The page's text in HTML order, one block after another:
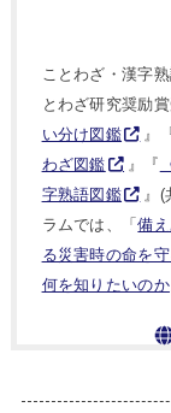
ことわざ・漢字
とわざ研究奨励
い分け図鑑
』
わざ図鑑
』『
字熟語図鑑
』(
ラムでは、「備
る災害時の命を
何を知りたいのか